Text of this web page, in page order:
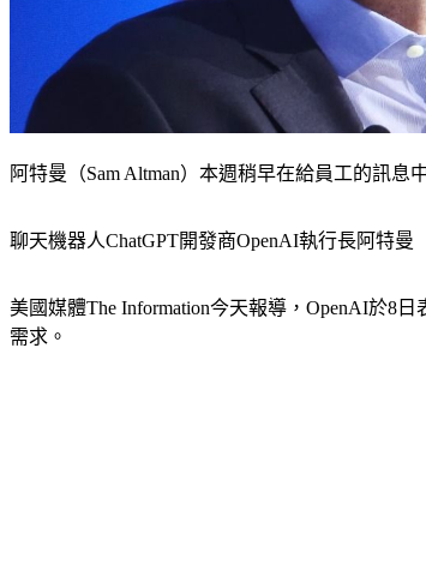
阿特曼（Sam Altman）本週稍早在給員工的訊
聊天機器人ChatGPT開發商OpenAI執行長阿特
美國媒體The Information今天報導，OpenAI於8
需求。